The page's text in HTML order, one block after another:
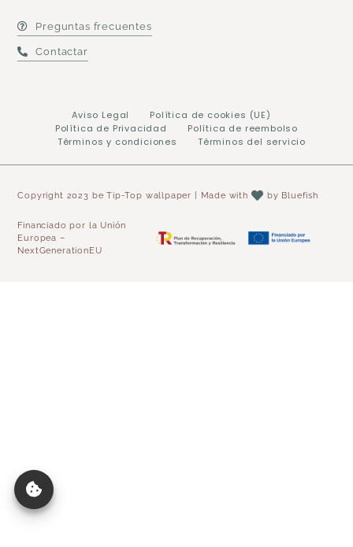
Preguntas frecuentes
Contactar
Aviso Legal
Política de cookies (UE)
Política de Privacidad
Política de reembolso
Términos y condiciones
Términos del servicio
Copyright 2023 be Tip-Top wallpaper | Made with by Bluefish
Financiado por la Unión
Europea –
NextGenerationEU